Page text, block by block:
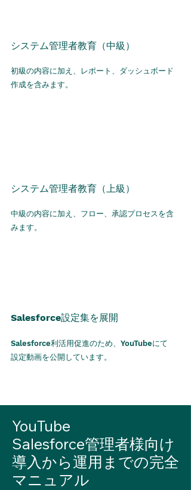
​システム管理者教育（中級）
初級の内容に加え、レポート、ダッシュボード
作成を含みます。
​システム管理者教育（上級）
中級の内容に加え、フロー、承認プロセスを含
みます。
Salesforce設定集を展開
Salesforce利活用促進のため、 YouTubeにて
設定動画を公開しています。
YouTube
Salesforce管理者様向け
​導入から運用までの完全
マニュアル